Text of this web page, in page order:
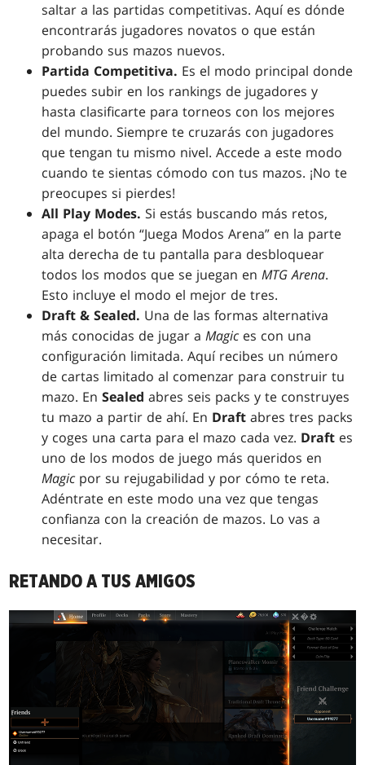
saltar a las partidas competitivas. Aquí es dónde
encontrarás jugadores novatos o que están
probando sus mazos nuevos.
Partida Competitiva. Es el modo principal donde
puedes subir en los rankings de jugadores y
hasta clasificarte para torneos con los mejores
del mundo. Siempre te cruzarás con jugadores
que tengan tu mismo nivel. Accede a este modo
cuando te sientas cómodo con tus mazos. ¡No te
preocupes si pierdes!
All Play Modes.Si estás buscando más retos,
apaga el botón “Juega Modos Arena” en la parte
alta derecha de tu pantalla para desbloquear
todos los modos que se juegan enMTG Arena.
Esto incluye el modo el mejor de tres.
Draft & Sealed. Una de las formas alternativa
más conocidas de jugar aMagic es con una
configuración limitada. Aquí recibes un número
de cartas limitado al comenzar para construir tu
mazo. EnSealedabres seis packs y te construyes
tu mazo a partir de ahí. En Draftabres tres packs
y coges una carta para el mazo cada vez. Draft es
uno de los modos de juego más queridos en
Magic por su rejugabilidad y por cómo te reta.
Adéntrate en este modo una vez que tengas
confianza con la creación de mazos. Lo vas a
necesitar.
RETANDO A TUS AMIGOS